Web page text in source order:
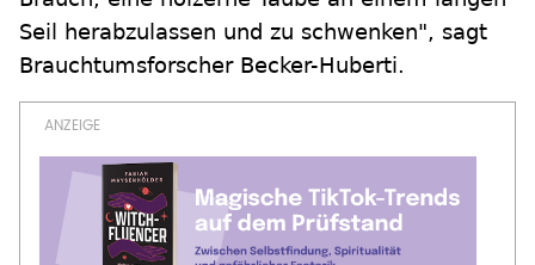
Seil herabzulassen und zu schwenken", sagt
Brauchtumsforscher Becker-Huberti.